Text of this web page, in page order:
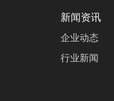
新闻资讯
企业动态
行业新闻